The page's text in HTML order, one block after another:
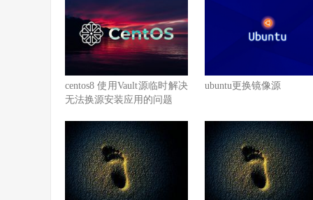
centos8 使用Vault源临时解决
无法换源安装应用的问题
ubuntu更换镜像源